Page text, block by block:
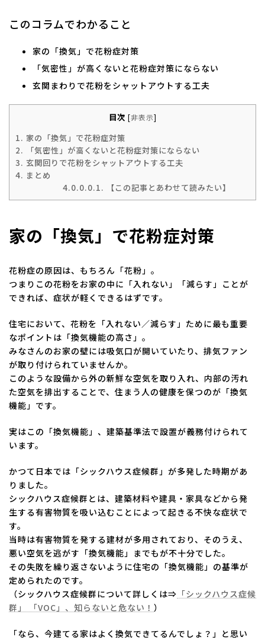
このコラムでわかること
家の「換気」で花粉症対策
「気密性」が高くないと花粉症対策にならない
玄関まわりで花粉をシャットアウトする工夫
目次 [非表示]
1. 家の「換気」で花粉症対策
2.
「気密性」が高くないと花粉症対策にならない
3. 玄関回りで花粉をシャットアウトする工夫
4. まとめ
4.0.0.0.1. 【この記事とあわせて読みたい】
家の「換気」で花粉症対策
花粉症の原因は、もちろん「花粉」。
つまりこの花粉をお家の中に「入れない」「減らす」ことが
できれば、症状が軽くできるはずです。
住宅において、花粉を「入れない／減らす」ために最も重要
なポイントは「換気機能の高さ」。
みなさんのお家の壁には吸気口が開いていたり、排気ファン
が取り付けられていませんか。
このような設備から外の新鮮な空気を取り入れ、内部の汚れ
た空気を排出することで、住まう人の健康を保つのが「換気
機能」です。
実はこの「換気機能」、建築基準法で設置が義務付けられて
います。
かつて日本では「シックハウス症候群」が多発した時期があ
りました。
シックハウス症候群とは、建築材料や建具・家具などから発
生する有害物質を吸い込むことによって起きる不快な症状で
す。
当時は有害物質を発する建材が多用されており、そのうえ、
悪い空気を逃がす「換気機能」までもが不十分でした。
その失敗を繰り返さないように住宅の「換気機能」の基準が
定められたのです。
（シックハウス症候群について詳しくは⇒ 「シックハウス症候
群」 「VOC」、知らないと危ない！ ）
「なら、今建てる家はよく換気できてるんでしょ？」と思い